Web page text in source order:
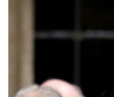
SÜRET
FİKİR